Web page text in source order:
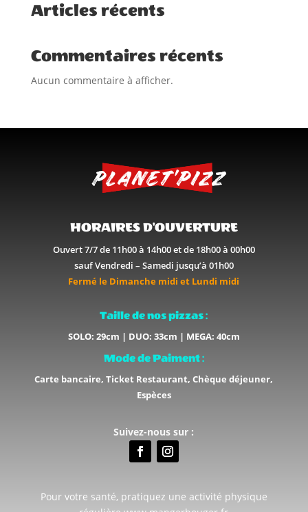
Articles récents
Commentaires récents
Aucun commentaire à afficher.
HORAIRES D'OUVERTURE
Ouvert 7/7 de 11h00 à 14h00 et de 18h00 à 00h00
sauf Vendredi – Samedi jusqu’à 01h00
Fermé le Dimanche midi et Lundi midi
Taille de nos pizzas :
SOLO: 29cm | DUO: 33cm | MEGA: 40cm
Mode de Paiment :
Carte bancaire, Ticket Restaurant, Chèque déjeuner,
Espèces
Suivez-nous sur :
Pour votre santé, pratiquez une activité physique